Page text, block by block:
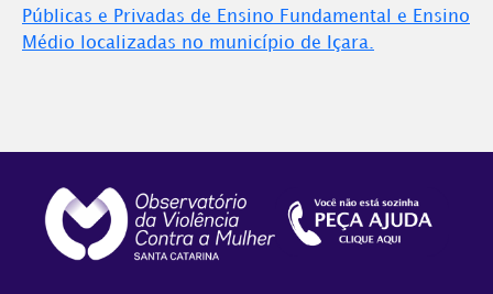
Públicas e Privadas de Ensino Fundamental e Ensino
Médio localizadas no município de Içara.